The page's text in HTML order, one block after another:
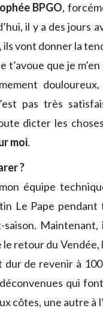
BPGO,
il y a des jours
vont donner la
que je m’en
pas très
dicter les
moi.
?
équipe
Le Pape pendant
le retour du Vendée,
dur de revenir à
qui font
côtes, une autre à